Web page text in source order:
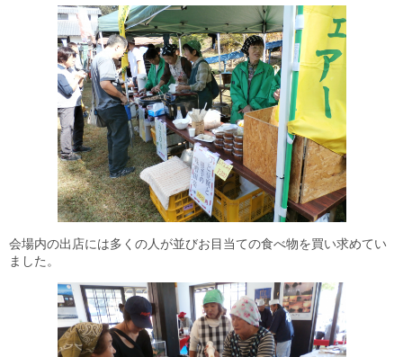
会場内の出店には多くの人が並びお目当ての食べ物を買い求めてい
ました。